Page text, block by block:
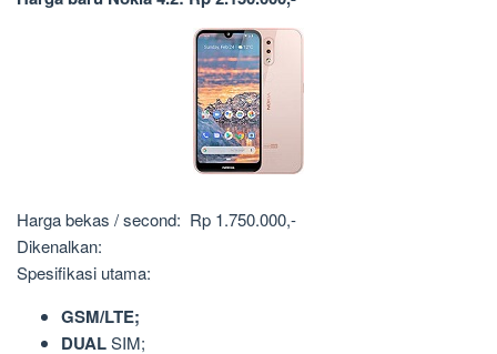
Harga bekas / second: Rp 1.750.000,-
Dikenalkan:
Spesifikasi utama:
GSM/LTE;
DUALSIM;